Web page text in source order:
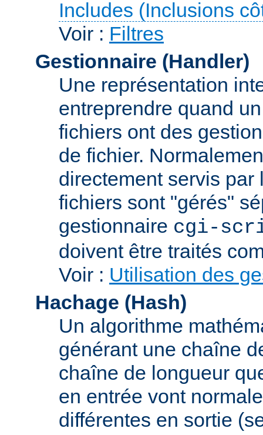
Includes (Inclusions
Voir : Filtres
Gestionnaire (Handler)
Une représentation
entreprendre quand
fichiers ont des
de fichier.
directement servis par
fichiers sont "gérés"
gestionnaire cgi-
doivent être traités
Voir : Utilisation des
Hachage (Hash)
Un algorithme
générant une chaîne
chaîne de longueur
en entrée vont
différentes en sortie